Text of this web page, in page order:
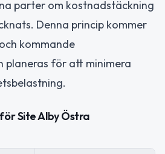
parter om kostnadstäckning
Denna princip kommer
kommande
planeras för att minimera
Site Alby Östra